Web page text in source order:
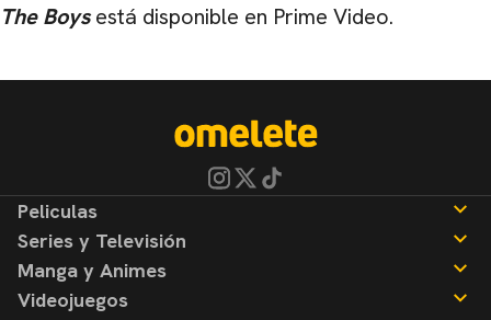
The Boysestá disponible en Prime Video.
Peliculas
Noticias
Reseñas
Series y Televisión
Noticias
Reseñas
Manga y Animes
Noticias
Videojuegos